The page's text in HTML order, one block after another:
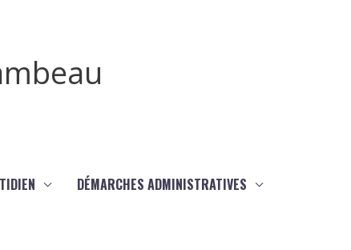
DÉMARCHES ADMINISTRATIVES